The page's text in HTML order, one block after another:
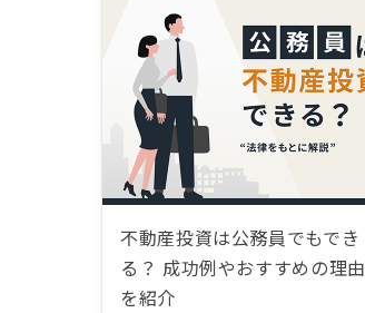
不動産投資は公務員でもでき
る？ 成功例やおすすめの理由
を紹介